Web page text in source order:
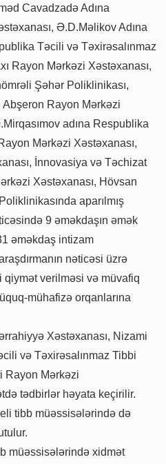
Cavadzadə Adına
Ə.D.Məlikov Adına
Təcili və Təxirəsalınmaz
Rayon Mərkəzi Xəstəxanası,
Şəhər Poliklinikası,
Abşeron Rayon Mərkəzi
adına Respublika
Mərkəzi Xəstəxanası,
İnnovasiya və Təchizat
Xəstəxanası, Hövsan
aparılmış
9 əməkdaşın əmək
əməkdaş intizam
nəticəsi üzrə
qiymət verilməsi və müvafiq
mühafizə orqanlarına
Xəstəxanası, Nizami
və Təxirəsalınmaz Tibbi
Rayon Mərkəzi
tədbirlər həyata keçirilir.
tibb müəssisələrində də
müəssisələrində xidmət